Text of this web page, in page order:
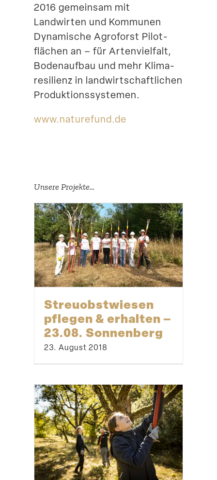
2016 gemeinsam mit
Landwirten und Kommunen
Dynamische Agroforst Pilot­
flächen an – für Arten­vielfalt,
Boden­aufbau und mehr Klima­
re­si­lienz in landwirt­schaft­lichen
Produktionssystemen.
www​.naturefund​.de
Unsere Projekte…
Streu­obst­wiesen
pflegen & erhalten –
23.08. Sonnenberg
23. August 2018